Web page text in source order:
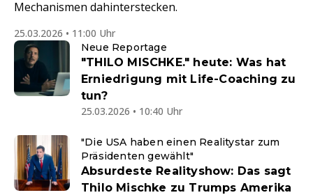
Mechanismen dahinterstecken.
25.03.2026 • 11:00 Uhr
Neue Reportage
"THILO MISCHKE." heute: Was hat
Erniedrigung mit Life-Coaching zu
tun?
25.03.2026 • 10:40 Uhr
"Die USA haben einen Realitystar zum
Präsidenten gewählt"
Absurdeste Realityshow: Das sagt
Thilo Mischke zu Trumps Amerika